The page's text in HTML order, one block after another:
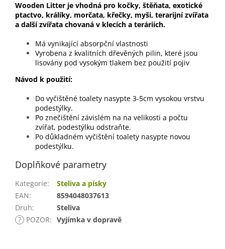
Wooden Litter je vhodná pro kočky, štěňata, exotické
ptactvo, králíky, morčata, křečky, myši, terarijní zvířata
a další zvířata chovaná v klecích a teráriích.
Má vynikající absorpční vlastnosti
Vyrobena z kvalitních dřevěných pilin, které jsou
lisovány pod vysokým tlakem bez použití pojiv
Návod k použití:
Do vyčištěné toalety nasypte 3-5cm vysokou vrstvu
podestýlky.
Po znečištění závislém na na velikosti a počtu
zvířat, podestýlku odstraňte.
Po důkladném vyčištění toalety nasypte novou
podestýlku.
Doplňkové parametry
Kategorie:
Steliva a písky
EAN:
8594048037613
Druh:
Steliva
? POZOR: Vyjímka v dopravě